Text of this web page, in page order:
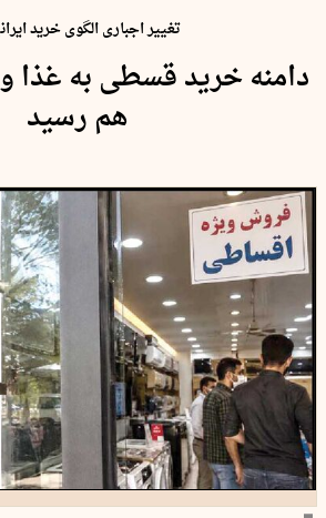
تغییر اجباری الگوی خرید
دامنه خرید قسطی به
هم رسید